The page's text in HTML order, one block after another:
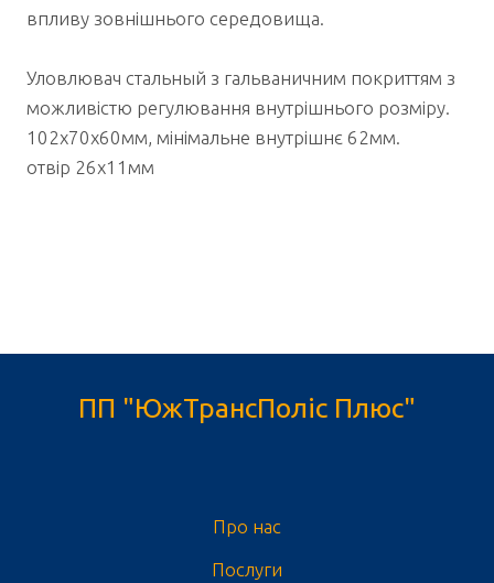
впливу зовнішнього середовища.
Уловлювач стальный з гальваничним покриттям з
можливістю регулювання внутрішнього розміру.
102х70х60мм, мінімальне внутрішнє 62мм.
отвір 26х11мм
ПП "ЮжТрансПоліс Плюс"
Про нас
Послуги